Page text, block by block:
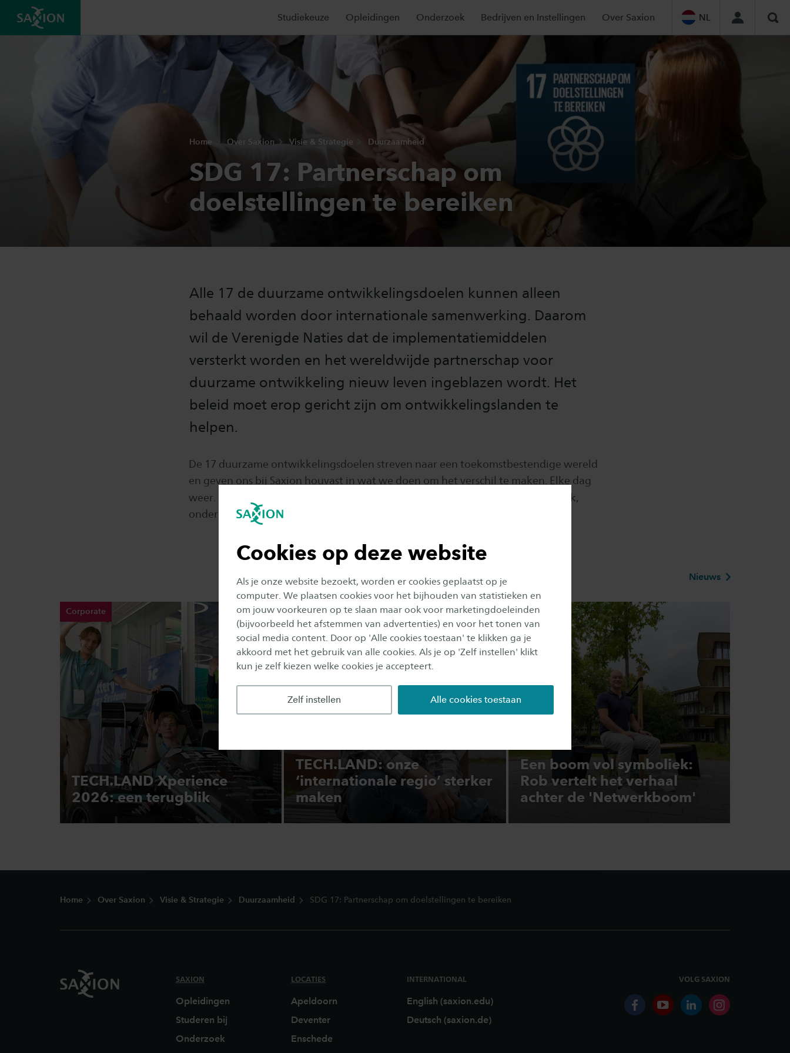
Cookies op deze website
Als je onze website bezoekt, worden er cookies geplaatst op je
computer. We plaatsen cookies voor het bijhouden van statistieken en
om jouw voorkeuren op te slaan maar ook voor marketingdoeleinden
(bijvoorbeeld het afstemmen van advertenties) en voor het tonen van
social media content. Door op 'Alle cookies toestaan' te klikken ga je
akkoord met het gebruik van alle cookies. Als je op 'Zelf instellen' klikt
kun je zelf kiezen welke cookies je accepteert.
Zelf instellen Alle cookies toestaan
Studiekeuze Opleidingen Onderzoek Bedrijven en Instellingen Over Saxion NL
Home Over Saxion Visie & Strategie Duurzaamheid
SDG 17: Partnerschap om
doelstellingen te bereiken
Alle 17 de duurzame ontwikkelingsdoelen kunnen alleen
behaald worden door internationale samenwerking. Daarom
wil de Verenigde Naties dat de implementatiemiddelen
versterkt worden en het wereldwijde partnerschap voor
duurzame ontwikkeling nieuw leven ingeblazen wordt. Het
beleid moet erop gericht zijn om ontwikkelingslanden te
helpen.
De 17 duurzame ontwikkelingsdoelen streven naar een toekomstbestendige wereld
en geven ons bij Saxion houvast in wat we doen om het verschil te maken. Elke dag
weer. Lees hier hoe wij
in ons onderwijs, onderzoek,
ondernemerschap en binnen onze bedrijfsvoering.
Nieuws
Corporate
TECH.LAND Xperience
2026: een terugblik
Onderzoek
TECH.LAND: onze
‘internationale regio’ sterker
maken
Corporate
Een boom vol symboliek:
Rob vertelt het verhaal
achter de 'Netwerkboom'
Home Over Saxion Visie & Strategie Duurzaamheid SDG 17: Partnerschap om doelstellingen te bereiken
SAXION
Opleidingen
Studeren bij
Onderzoek
LOCATIES
Apeldoorn
Deventer
Enschede
INTERNATIONAL
English (saxion.edu)
Deutsch (saxion.de)
VOLG SAXION
facebookyoutubelinkedininstagram